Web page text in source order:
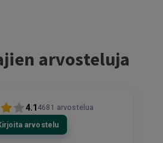
arvosteluja
4.1 4681 arvostelua
arvostelu